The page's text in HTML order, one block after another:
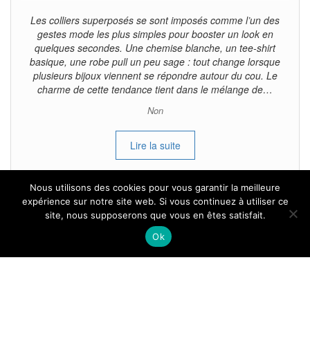
Les colliers superposés se sont imposés comme l’un des
gestes mode les plus simples pour booster un look en
quelques secondes. Une chemise blanche, un tee-shirt
basique, une robe pull un peu sage : tout change lorsque
plusieurs bijoux viennent se répondre autour du cou. Le
charme de cette tendance tient dans le mélange de…
Non
Lire la suite
Tous droits reservés.
Nous utilisons des cookies pour vous garantir la meilleure
expérience sur notre site web. Si vous continuez à utiliser ce
site, nous supposerons que vous en êtes satisfait.
Ok